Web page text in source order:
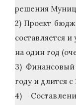
решения
2) Проект
составляется
на один год
3) Финансовый
году и длится с
4)